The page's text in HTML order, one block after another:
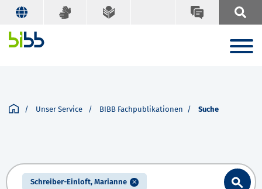
Unser Service BIBB Fachpublikationen Suche
Schreiber-Einloft, Marianne